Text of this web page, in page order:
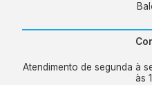
Atendimento de segunda à
às